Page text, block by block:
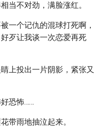
当不对劲，满脸涨红。
一个记仇的混球打死啊，
歹让我谈一次恋爱再死
上投出一片阴影，紧张又
恐怖……
带雨地抽泣起来。